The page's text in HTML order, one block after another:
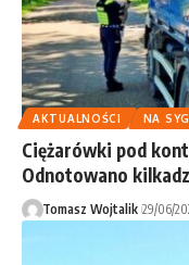
AKTUALNOŚCI
NA
Ciężarówki pod
Odnotowano
Tomasz Wojtalik 29/06/